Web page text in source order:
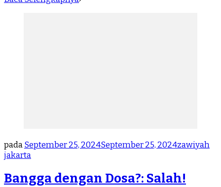
padaSeptember 25, 2024September 25, 2024zawiyah
jakarta
Bangga dengan Dosa?: Salah!